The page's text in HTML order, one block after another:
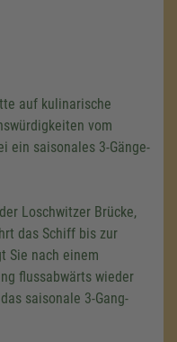
auf kulinarische
vom
ein saisonales 3-Gänge-
Loschwitzer Brücke,
das Schiff bis zur
Sie nach einem
flussabwärts wieder
saisonale 3-Gang-